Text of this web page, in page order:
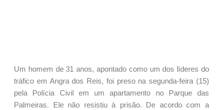
Um homem de 31 anos, apontado como um dos líderes do
tráfico em Angra dos Reis, foi preso na segunda-feira (15)
pela Polícia Civil em um apartamento no Parque das
Palmeiras. Ele não resistiu à prisão. De acordo com a